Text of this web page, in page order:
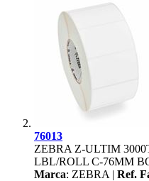
76013
ZEBRA Z-ULTIM
LBL/ROLL C-76MM
Marca: ZEBRA | Ref.